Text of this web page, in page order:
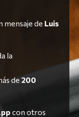
mensaje de Luis
la
de 200
con otros